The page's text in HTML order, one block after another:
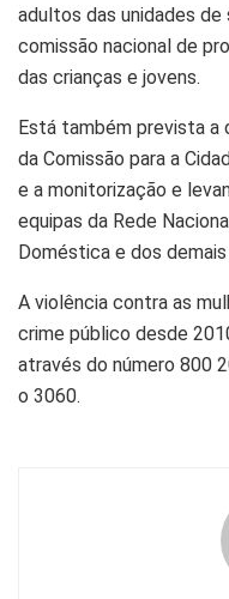
adultos das unidades de
comissão nacional de
das crianças e jovens.
Está também prevista a
da Comissão para a
e a monitorização e
equipas da Rede
Doméstica e dos
A violência contra as
crime público desde
através do número 800
o 3060.